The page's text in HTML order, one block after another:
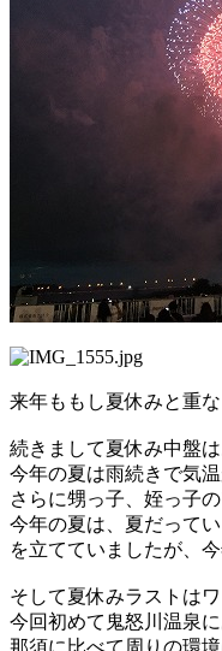
来年ももし夏休みと重
続きまして夏休み中盤
今年の夏は雨続きで気
さらに甥っ子、姪っ子
今年の夏は、夏だって
を立てていましたが、
そして夏休みラストは
今回初めて鬼怒川温泉